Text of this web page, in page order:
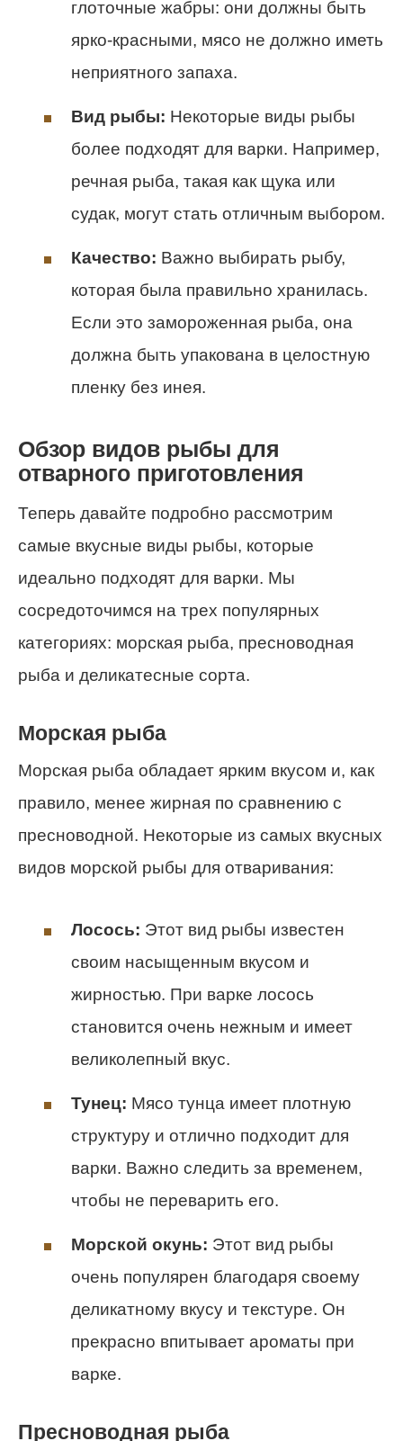
глоточные жабры: они должны быть
ярко-красными, мясо не должно иметь
неприятного запаха.
Вид рыбы: Некоторые виды рыбы
более подходят для варки. Например,
речная рыба, такая как щука или
судак, могут стать отличным выбором.
Качество: Важно выбирать рыбу,
которая была правильно хранилась.
Если это замороженная рыба, она
должна быть упакована в целостную
пленку без инея.
Обзор видов рыбы для
отварного приготовления
Теперь давайте подробно рассмотрим
самые вкусные виды рыбы, которые
идеально подходят для варки. Мы
сосредоточимся на трех популярных
категориях: морская рыба, пресноводная
рыба и деликатесные сорта.
Морская рыба
Морская рыба обладает ярким вкусом и, как
правило, менее жирная по сравнению с
пресноводной. Некоторые из самых вкусных
видов морской рыбы для отваривания:
Лосось: Этот вид рыбы известен
своим насыщенным вкусом и
жирностью. При варке лосось
становится очень нежным и имеет
великолепный вкус.
Тунец: Мясо тунца имеет плотную
структуру и отлично подходит для
варки. Важно следить за временем,
чтобы не переварить его.
Морской окунь: Этот вид рыбы
очень популярен благодаря своему
деликатному вкусу и текстуре. Он
прекрасно впитывает ароматы при
варке.
Пресноводная рыба